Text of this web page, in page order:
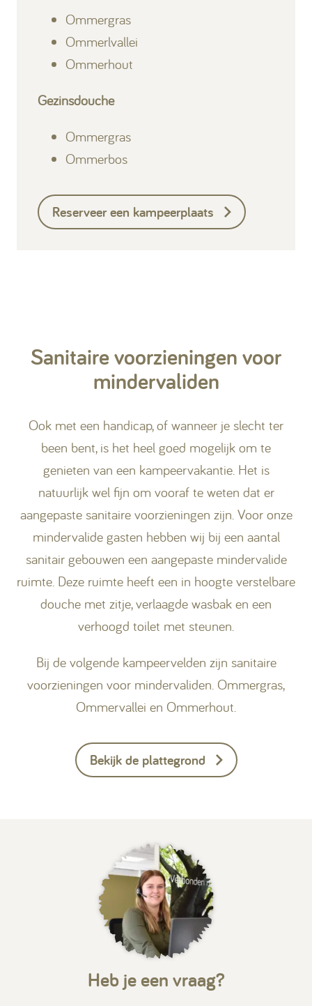
Ommergras
Ommerlvallei
Ommerhout
Gezinsdouche
Ommergras
Ommerbos
Reserveer een kampeerplaats
Sanitaire voorzieningen voor
mindervaliden
Ook met een handicap, of wanneer je slecht ter
been bent, is het heel goed mogelijk om te
genieten van een kampeervakantie. Het is
natuurlijk wel fijn om vooraf te weten dat er
aangepaste sanitaire voorzieningen zijn. Voor onze
mindervalide gasten hebben wij bij een aantal
sanitair gebouwen een aangepaste mindervalide
ruimte. Deze ruimte heeft een in hoogte verstelbare
douche met zitje, verlaagde wasbak en een
verhoogd toilet met steunen.
Bij de volgende kampeervelden zijn sanitaire
voorzieningen voor mindervaliden. Ommergras,
Ommervallei en Ommerhout.
Bekijk de plattegrond
Heb je een vraag?